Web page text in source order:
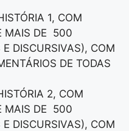
1, COM
MAIS DE 500
DISCURSIVAS), COM
DE TODAS
2, COM
MAIS DE 500
DISCURSIVAS), COM